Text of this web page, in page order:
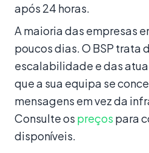
após 24 horas.
A maioria das empresas
poucos dias. O BSP trata
escalabilidade e das
que a sua equipa se
mensagens em vez da
Consulte os preços para
disponíveis.